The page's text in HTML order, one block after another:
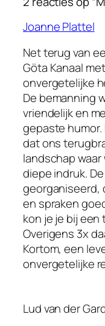
Joanne Plattel
Net terug van
Göta Kanaal
onvergetelijke
De bemanning
vriendelijk en
gepaste
dat ons
landschap
diepe indruk.
georganiseerd,
en spraken
kon je je bij
Overigens 3x
Kortom, een
onvergetelijke
Lud van der